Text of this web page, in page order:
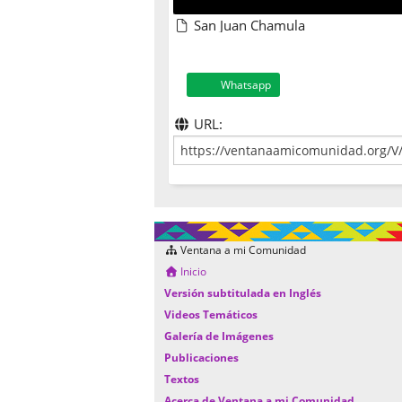
San Juan Chamula
Whatsapp
URL:
Ventana a mi Comunidad
Inicio
Versión subtitulada en Inglés
Videos Temáticos
Galería de Imágenes
Publicaciones
Textos